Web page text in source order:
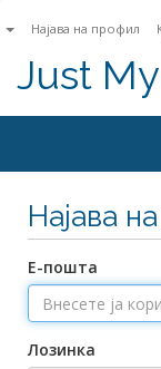
Најава на профил
Just
Најава
Е-пошта
Лозинка